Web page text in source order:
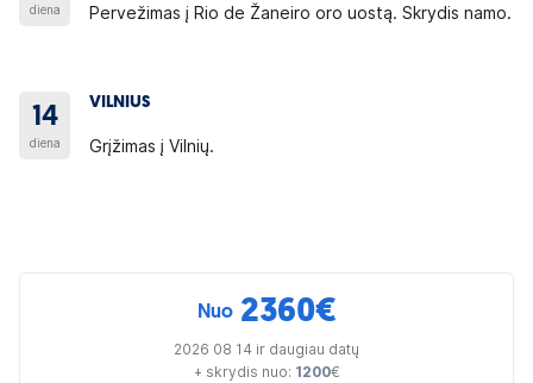
diena Pervežimas į Rio de Žaneiro oro uostą. Skrydis namo.
14
diena
VILNIUS
Grįžimas į Vilnių.
Nuo 2360€
2026 08 14 ir daugiau datų
+ skrydis nuo: 1200€